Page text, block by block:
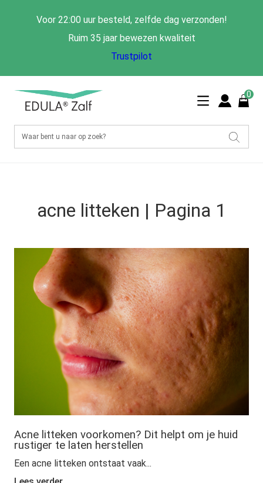
Voor 22:00 uur besteld, zelfde dag verzonden!
Ruim 35 jaar bewezen kwaliteit
Trustpilot
0
acne litteken | Pagina 1
Acne litteken voorkomen? Dit helpt om je huid
rustiger te laten herstellen
Een acne litteken ontstaat vaak...